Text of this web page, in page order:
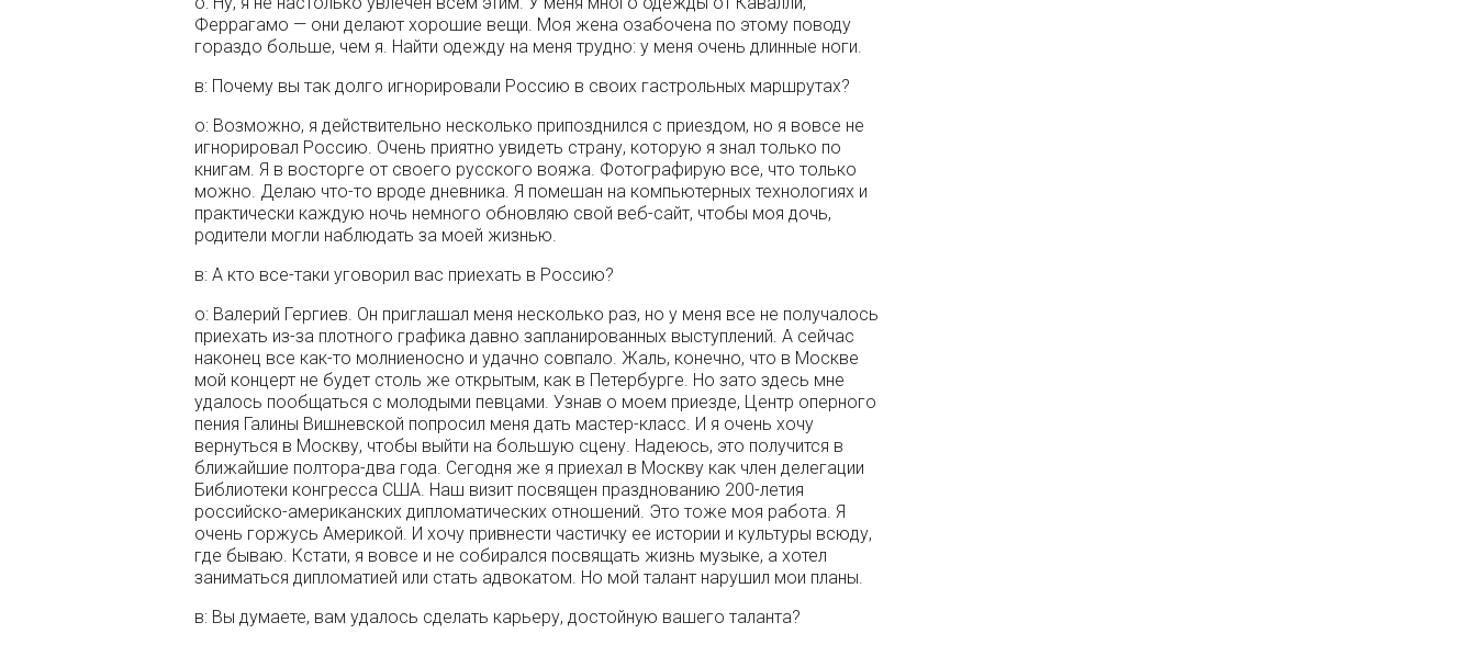
Феррагамо — они делают хорошие вещи. Моя жена озабочена по этому поводу
гораздо больше, чем я. Найти одежду на меня трудно: у меня очень длинные ноги.
в: Почему вы так долго игнорировали Россию в своих гастрольных маршрутах?
о: Возможно, я действительно несколько припозднился с приездом, но я вовсе не
игнорировал Россию. Очень приятно увидеть страну, которую я знал только по
книгам. Я в восторге от своего русского вояжа. Фотографирую все, что только
можно. Делаю что-то вроде дневника. Я помешан на компьютерных технологиях и
практически каждую ночь немного обновляю свой веб-сайт, чтобы моя дочь,
родители могли наблюдать за моей жизнью.
в: А кто все-таки уговорил вас приехать в Россию?
о: Валерий Гергиев. Он приглашал меня несколько раз, но у меня все не получалось
приехать из-за плотного графика давно запланированных выступлений. А сейчас
наконец все как-то молниеносно и удачно совпало. Жаль, конечно, что в Москве
мой концерт не будет столь же открытым, как в Петербурге. Но зато здесь мне
удалось пообщаться с молодыми певцами. Узнав о моем приезде, Центр оперного
пения Галины Вишневской попросил меня дать мастер-класс. И я очень хочу
вернуться в Москву, чтобы выйти на большую сцену. Надеюсь, это получится в
ближайшие полтора-два года. Сегодня же я приехал в Москву как член делегации
Библиотеки конгресса США. Наш визит посвящен празднованию 200-летия
российско-американских дипломатических отношений. Это тоже моя работа. Я
очень горжусь Америкой. И хочу привнести частичку ее истории и культуры всюду,
где бываю. Кстати, я вовсе и не собирался посвящать жизнь музыке, а хотел
заниматься дипломатией или стать адвокатом. Но мой талант нарушил мои планы.
в: Вы думаете, вам удалось сделать карьеру, достойную вашего таланта?